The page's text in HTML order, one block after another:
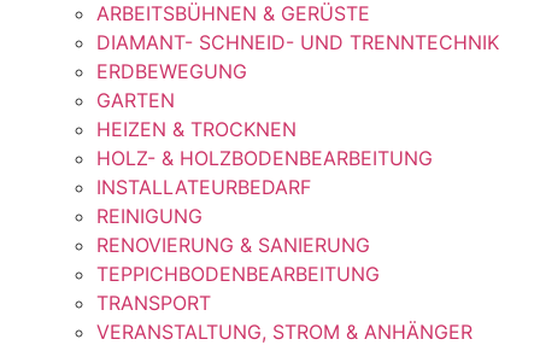
ARBEITSBÜHNEN & GERÜSTE
DIAMANT- SCHNEID- UND TRENNTECHNIK
ERDBEWEGUNG
GARTEN
HEIZEN & TROCKNEN
HOLZ- & HOLZBODENBEARBEITUNG
INSTALLATEURBEDARF
REINIGUNG
RENOVIERUNG & SANIERUNG
TEPPICHBODENBEARBEITUNG
TRANSPORT
VERANSTALTUNG, STROM & ANHÄNGER